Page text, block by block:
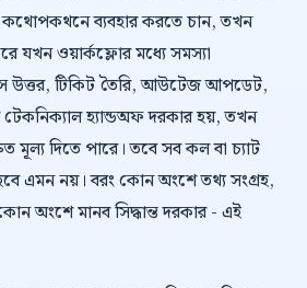
কথোপকথনে ব্যবহার করতে চান, তখন
যখন ওয়ার্কফ্লোর মধ্যে সমস্যা
উত্তর, টিকিট তৈরি, আউটেজ আপডেট,
টেকনিক্যাল হ্যান্ডঅফ দরকার হয়, তখন
মূল্য দিতে পারে। তবে সব কল বা চ্যাট
এমন নয়। বরং কোন অংশে তথ্য সংগ্রহ,
অংশে মানব সিদ্ধান্ত দরকার - এই